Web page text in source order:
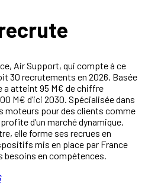
Air Support, qui compte à ce
30 recrutements en 2026. Basée
a atteint 95 M€ de chiffre
M€ d’ici 2030. Spécialisée dans
moteurs pour des clients comme
d’un marché dynamique.
elle forme ses recrues en
mis en place par France
besoins en compétences.